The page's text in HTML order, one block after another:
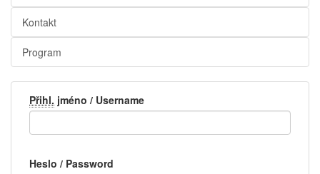
Kontakt
Program
Přihl. jméno / Username
Heslo / Password